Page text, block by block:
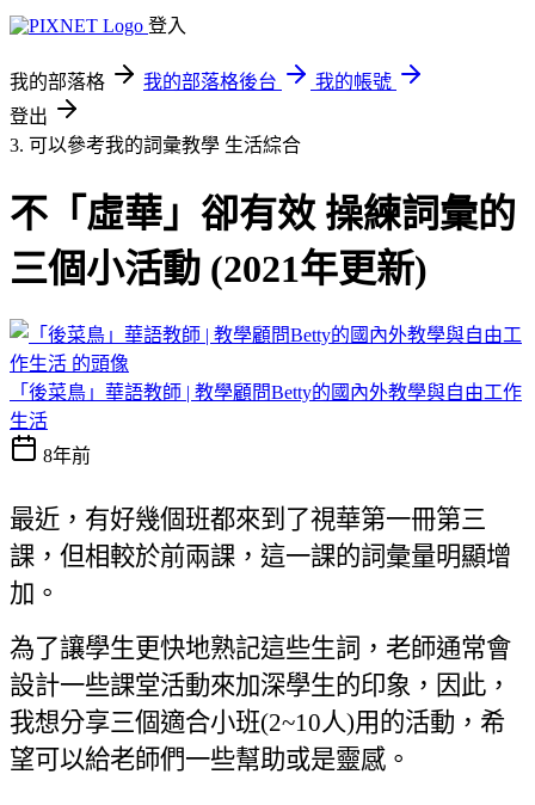
登入
我的部落格 我的部落格後台
我的帳號
登出
3. 可以參考我的詞彙教學 生活綜合
不「虛華」卻有效 操練詞彙的
三個小活動 (2021年更新)
「後菜鳥」華語教師 | 教學顧問Betty的國內外教學與自由工作
生活
8年前
最近，有好幾個班都來到了視華第一冊第三
課，但相較於前兩課，這一課的詞彙量明顯增
加。
為了讓學生更快地熟記這些生詞，老師通常會
設計一些課堂活動來加深學生的印象，因此，
我想分享三個適合小班(2~10人)用的活動，希
望可以給老師們一些幫助或是靈感。